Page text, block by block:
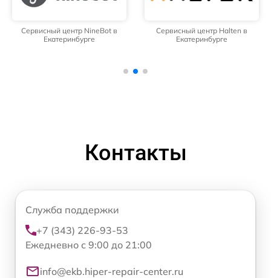
Сервисный центр NineBot в
Екатеринбурге
Сервисный центр Halten в
Екатеринбурге
Контакты
Служба поддержки
+7 (343) 226-93-53
Ежедневно с 9:00 до 21:00
info@ekb.hiper-repair-center.ru